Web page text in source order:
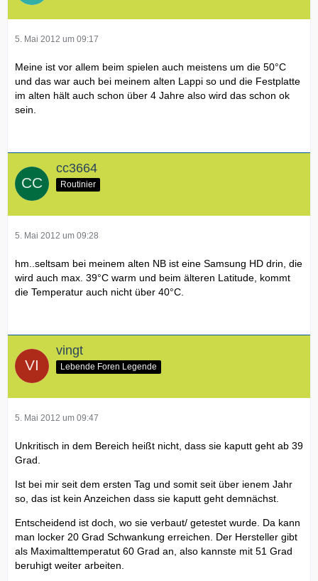
5. Mai 2012 um 09:17
Meine ist vor allem beim spielen auch meistens um die 50°C
und das war auch bei meinem alten Lappi so und die Festplatte
im alten hält auch schon über 4 Jahre also wird das schon ok
sein.
cc3664
Routinier
5. Mai 2012 um 09:28
hm..seltsam bei meinem alten NB ist eine Samsung HD drin, die
wird auch max. 39°C warm und beim älteren Latitude, kommt
die Temperatur auch nicht über 40°C.
vingt
Lebende Foren Legende
5. Mai 2012 um 09:47
Unkritisch in dem Bereich heißt nicht, dass sie kaputt geht ab 39
Grad.
Ist bei mir seit dem ersten Tag und somit seit über ienem Jahr
so, das ist kein Anzeichen dass sie kaputt geht demnächst.
Entscheidend ist doch, wo sie verbaut/ getestet wurde. Da kann
man locker 20 Grad Schwankung erreichen. Der Hersteller gibt
als Maximalttemperatut 60 Grad an, also kannste mit 51 Grad
beruhigt weiter arbeiten.